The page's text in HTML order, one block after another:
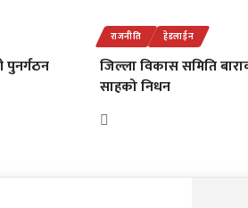
पुनर्गठन
राजनीति हेडलाईन
जिल्ला विकास समिति
साहको निधन